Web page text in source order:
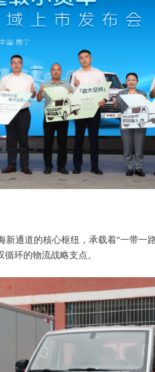
通道的核心枢纽，承载着"一带一
环的物流战略支点。